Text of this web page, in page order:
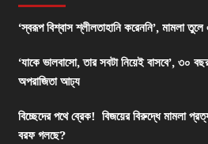
‘স্বরূপ বিশ্বাস শ্লীলতাহানি করেননি’, মামলা তুলে
‘যাকে ভালবাসো, তার সবটা নিয়েই বাসবে’, ৩০
অপরাজিতা আঢ্য
বিচ্ছেদের পথে ব্রেক! বিজয়ের বিরুদ্ধে মামলা
বরফ গলছে?